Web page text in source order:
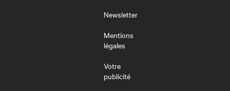
Newsletter
Mentions
légales
Votre
publicité